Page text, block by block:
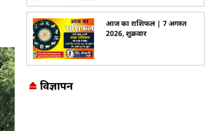
आज का राशिफल | 7 अगस्त
2026, शुक्रवार
विज्ञापन